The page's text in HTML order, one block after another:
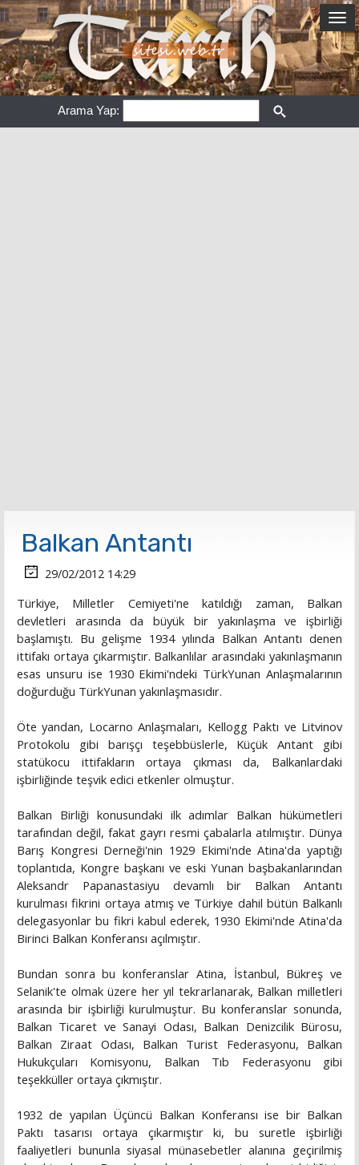
Arama Yap:
Balkan Antantı
29/02/2012 14:29
Türkiye, Milletler Cemiyeti'ne katıldığı zaman, Balkan
devletleri arasında da büyük bir yakınlaşma ve işbirliği
başlamıştı. Bu gelişme 1934 yılında Balkan Antantı denen
ittifakı ortaya çıkarmıştır. Balkanlılar arasındaki yakınlaşmanın
esas unsuru ise 1930 Ekimi'ndeki TürkYunan Anlaşmalarının
doğurduğu TürkYunan yakınlaşmasıdır.
Öte yandan, Locarno Anlaşmaları, Kellogg Paktı ve Litvinov
Protokolu gibi barışçı teşebbüslerle, Küçük Antant gibi
statükocu ittifakların ortaya çıkması da, Balkanlardaki
işbirliğinde teşvik edici etkenler olmuştur.
Balkan Birliği konusundaki ilk adımlar Balkan hükümetleri
tarafından değil, fakat gayrı resmi çabalarla atılmıştır. Dünya
Barış Kongresi Derneği'nin 1929 Ekimi'nde Atina'da yaptığı
toplantıda, Kongre başkanı ve eski Yunan başbakanlarından
Aleksandr Papanastasiyu devamlı bir Balkan Antantı
kurulması fikrini ortaya atmış ve Türkiye dahil bütün Balkanlı
delegasyonlar bu fikri kabul ederek, 1930 Ekimi'nde Atina'da
Birinci Balkan Konferansı açılmıştır.
Bundan sonra bu konferanslar Atina, İstanbul, Bükreş ve
Selanik'te olmak üzere her yıl tekrarlanarak, Balkan milletleri
arasında bir işbirliği kurulmuştur. Bu konferanslar sonunda,
Balkan Ticaret ve Sanayi Odası, Balkan Denizcilik Bürosu,
Balkan Ziraat Odası, Balkan Turist Federasyonu, Balkan
Hukukçuları Komisyonu, Balkan Tıb Federasyonu gibi
teşekküller ortaya çıkmıştır.
1932 de yapılan Üçüncü Balkan Konferansı ise bir Balkan
Paktı tasarısı ortaya çıkarmıştır ki, bu suretle işbirliği
faaliyetleri bununla siyasal münasebetler alanına geçirilmiş